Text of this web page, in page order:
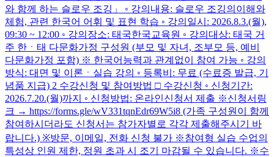
와 함께 하는 슬로우 조깅」 ◦ 강의내용: 슬로우 조깅의이해와
체험, 관련 한국어 어휘 및 표현 학습 ◦ 강의일시: 2026.8.3.(월),
09:30 ~ 12:00 ◦ 강의장소: 태국한국교육원 ◦ 강의대상: 태국 거
주 한ㆍ태 다문화가정 구성원 (부모 및 자녀, 조부모 등, 예비
다문화가정 포함) ※ 한국어능력과 관계없이 참여 가능 ◦ 강의
방식: 대면 및 이론ㆍ실습 강의 ◦ 등록비: 무료 (수료증 발급, 기
념품 지급) 2 수강신청 및 참여방법 □ 수강신청 ◦ 신청기간:
2026.7.20.(월)까지 ◦ 신청방법: 온라인신청서 제출 ※신청서링
크 → https://forms.gle/wV331tqnEdr69W5i8 (가족 구성원이 함께
참여하시더라도 신청서는 참가자별로 각각 제출해주시기 바
랍니다.) ※방문, 이메일, 전화 신청 불가 ※참여형 실습 수업의
특성상 인원 제한, 정원 초과 시 조기 마감될 수 있습니다. ※수